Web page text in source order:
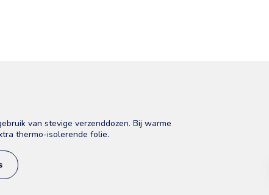
van stevige verzenddozen. Bij warme
thermo-isolerende folie.